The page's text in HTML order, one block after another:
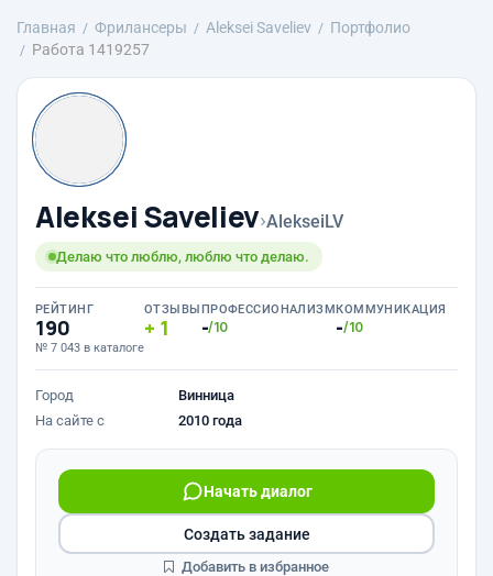
Главная Фрилансеры Aleksei Saveliev
Портфолио
Работа 1419257
Aleksei Saveliev›AlekseiLV
Делаю что люблю, люблю что делаю.
РЕЙТИНГ
190
№ 7 043 в каталоге
ОТЗЫВЫ
1
ПРОФЕССИОНАЛИЗМ
-/10
КОММУНИКАЦИЯ
-/10
Город
Винница
На сайте с
2010 года
Начать диалог
Создать задание
Добавить в избранное